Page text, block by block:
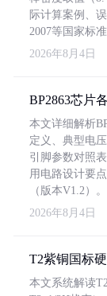
际计算案例、
2007等国家标准
2026年8月4日
BP2863芯片
本文详细解析
定义、典型电
引脚参数对照
用电路设计要
（版本V1.2）。
2026年8月4日
T2紫铜国标
本文系统解读